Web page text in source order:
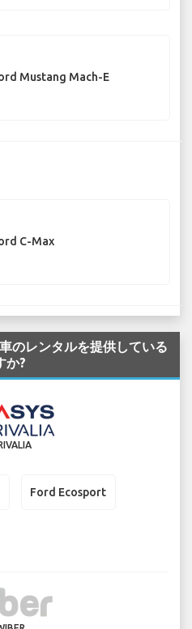
Mustang Mach-E
C-Max
のレンタルを提供している
か?
Ford Ecosport